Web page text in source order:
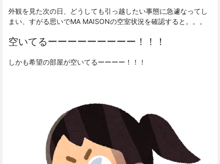
外観を見た次の日、どうしても引っ越したい事態に急遽なってし
まい、すがる思いでMA MAISONの空室状況を確認すると。。。
空いてるーーーーーーーーー！！！
しかも希望の部屋が空いてるーーーー！！！